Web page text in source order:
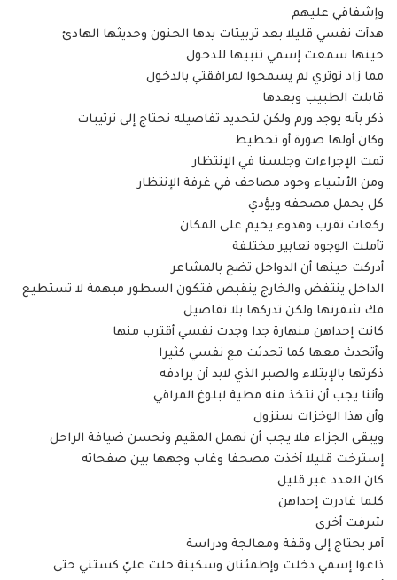
وإشفاقي عليهم
هدأت نفسي قليلا بعد تربيتات يدها الحنون وحديثها الهادئ
حينها سمعت إسمي تنبيها للدخول
مما زاد توتري لم يسمحوا لمرافقتي بالدخول
قابلت الطبيب وبعدها
ذكر بأنه يوجد ورم ولكن لتحديد تفاصيله نحتاج إلى ترتيبات
وكان أولها صورة أو تخطيط
تمت الإجراءات وجلسنا في الإنتظار
ومن الأشياء وجود مصاحف في غرفة الإنتظار
كل يحمل مصحفه ويؤدي
ركعات تقرب وهدوء يخيم على المكان
تأملت الوجوه تعابير مختلفة
أدركت حينها أن الدواخل تضج بالمشاعر
الداخل ينتفض والخارج ينقبض فتكون السطور مبهمة لا تستطيع
فك شفرتها ولكن تدركها بلا تفاصيل
كانت إحداهن منهارة جدا وجدت نفسي أقترب منها
وأتحدث معها كما تحدثت مع نفسي كثيرا
ذكرتها بالإبتلاء والصبر الذي لابد أن يرادفه
وأننا يجب أن نتخذ منه مطية لبلوغ المراقي
وأن هذا الوخزات ستزول
ويبقى الجزاء فلا يجب أن نهمل المقيم ونحسن ضيافة الراحل
إسترخت قليلا أخذت مصحفا وغاب وجهها بين صفحاته
كان العدد غير قليل
كلما غادرت إحداهن
شرفت أخرى
أمر يحتاج إلى وقفة ومعالجة ودراسة
ذاعوا إسمي دخلت وإطمئنان وسكينة حلت عليّ كستني حتى